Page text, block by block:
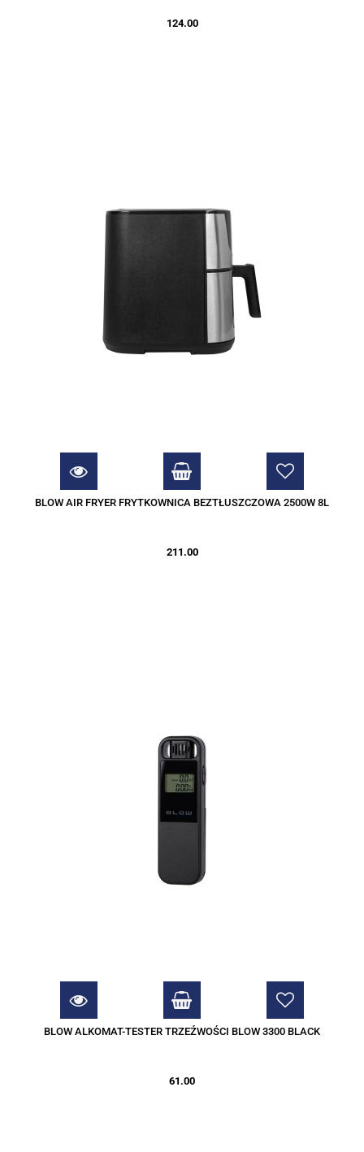
124.00
BLOW AIR FRYER FRYTKOWNICA BEZTŁUSZCZOWA 2500W 8L
211.00
BLOW ALKOMAT-TESTER TRZEŹWOŚCI BLOW 3300 BLACK
61.00